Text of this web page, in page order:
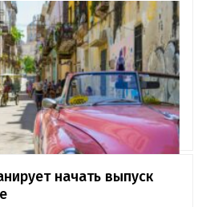
Кристину Леон Изнага.
начать выпуск